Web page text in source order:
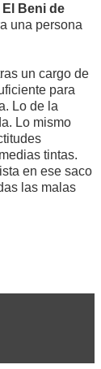
El Beni de
una persona
un cargo de
para
Lo de la
Lo mismo
tintas.
en ese saco
las malas